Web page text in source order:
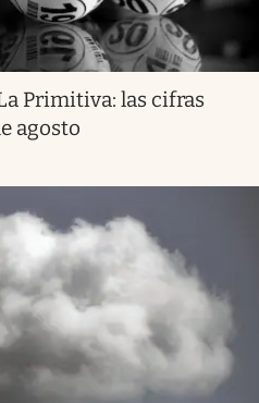
Primitiva: las cifras
agosto